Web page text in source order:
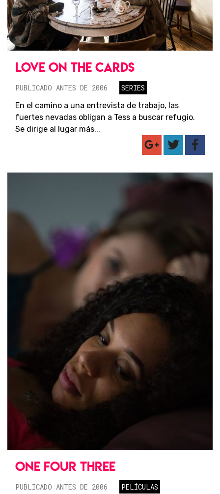
LOVE ON THE CARDS
PUBLICADO ANTES DE 2006
SERIES
En el camino a una entrevista de trabajo, las
fuertes nevadas obligan a Tess a buscar refugio.
Se dirige al lugar más...
ONE FOUR THREE
PUBLICADO ANTES DE 2006
PELÍCULAS